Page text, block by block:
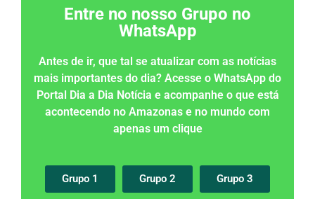
Entre no nosso Grupo no
WhatsApp
Antes de ir, que tal se atualizar com as notícias
mais importantes do dia? Acesse o WhatsApp do
Portal Dia a Dia Notícia e acompanhe o que está
acontecendo no Amazonas e no mundo com
apenas um clique
Grupo 1 Grupo 2 Grupo 3